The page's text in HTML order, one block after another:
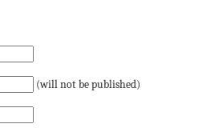
(will not be published)